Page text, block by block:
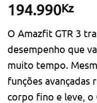
194.990Kz
O Amazfit GTR 3
desempenho que
muito tempo.
funções avançadas
corpo fino e leve, o